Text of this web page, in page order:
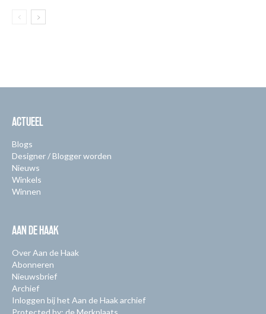
ACTUEEL
Blogs
Designer / Blogger worden
Nieuws
Winkels
Winnen
AAN DE HAAK
Over Aan de Haak
Abonneren
Nieuwsbrief
Archief
Inloggen bij het Aan de Haak archief
Protected by: de Merkplaats.